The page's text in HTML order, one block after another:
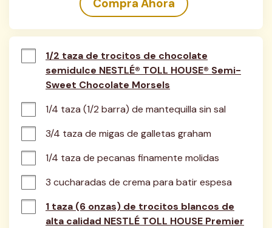
Compra Ahora
1/2 taza de trocitos de chocolate
semidulce NESTLÉ® TOLL HOUSE® Semi-
Sweet Chocolate Morsels
1/4 taza (1/2 barra) de mantequilla sin sal
3/4 taza de migas de galletas graham
1/4 taza de pecanas finamente molidas
3 cucharadas de crema para batir espesa
1 taza (6 onzas) de trocitos blancos de
alta calidad NESTLÉ TOLL HOUSE Premier